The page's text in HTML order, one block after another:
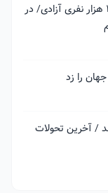
سالن ۱۸ هزار نفری به جای سالن ۱۲ هزار نفری آزادی/ در
را زد
/ آخرین تحولات